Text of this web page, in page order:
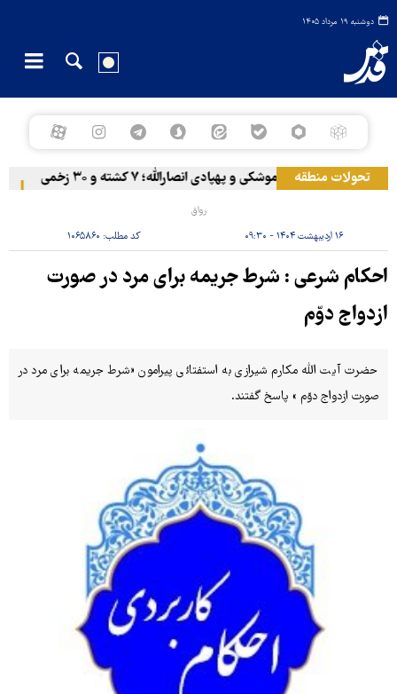
دوشنبه ۱۹ مرداد ۱۴۰۵
تحولات منطقه
المخا زیر حملات موشکی و پهپادی انصارالله؛ ۷ کشته و ۳۰ زخمی
رواق
۱۶ اردیبهشت ۱۴۰۴ - ۰۹:۳۰ کد مطلب: ۱۰۶۵۸۶۰
احکام شرعی : شرط جریمه برای مرد در صورت
ازدواج دوّم
حضرت آیت الله مکارم شیرازی به استفتائی پیرامون «شرط جریمه برای مرد در
صورت ازدواج دوّم » پاسخ گفتند.